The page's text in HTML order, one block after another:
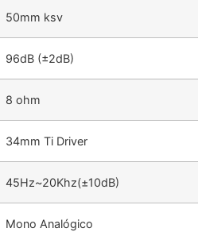
50mm ksv
96dB (±2dB)
8 ohm
34mm Ti Driver
45Hz~20Khz(±10dB)
Mono Analógico